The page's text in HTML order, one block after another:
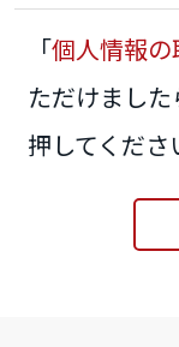
「個人情報
ただけまし
押してくださ